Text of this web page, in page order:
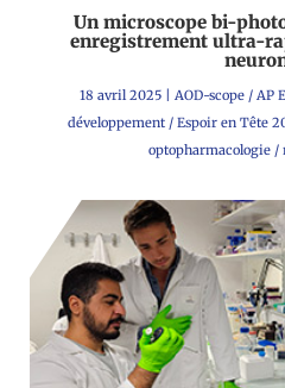
Un microscope bi-
enregistrement ultra-
18 avril 2025 AOD-scope / AP
développement / Espoir en Tête
optopharmacologie /